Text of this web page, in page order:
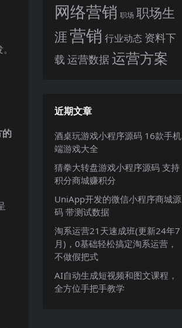
的
网络营销 职场 职场生
涯营销 行业动态 资料下
载 运营数据运营方案
近期文章
酒桌玩游戏小程序源码 16款手机
端游戏大全
猜拳大转盘游戏小程序源码 支持
积分商城赚积分
UniApp开发的微信小程序商城源
码 带测试数据
淘系运营21天速成班(更新24年7
月)，0基础轻松搞定淘系运营，
不做假把式
AI自动生成短视频和图文课程，
全方位手把手教学